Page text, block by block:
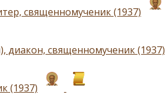
священномученик (1937)
диакон, священномученик (1937)
(1937)